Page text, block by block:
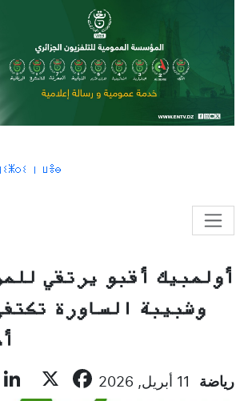
ⵏ ⵡⴻⴱ
أولمبيك أقبو يرتقي
وشبيبة الساورة
رياضة 11 أبريل, 2026